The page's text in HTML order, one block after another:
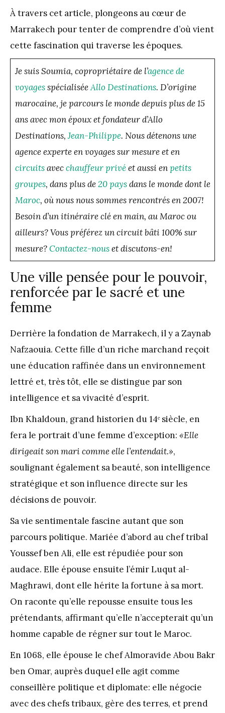
À travers cet article, plongeons au cœur de
Marrakech pour tenter de comprendre d’où vient
cette fascination qui traverse les époques.
Je suis Soumia, copropriétaire de l’agence de
voyagesspécialiséeAllo Destinations. D’origine
marocaine, je parcours le monde depuis plus de 15
ans avec mon époux et fondateur d’Allo
Destinations,Jean-Philippe. Nous détenons une
agence experte en voyages sur mesure et en
circuitsavecchauffeur privéet aussi enpetits
groupes, dans plus de20 paysdans le monde dont le
Maroc, où nous nous sommes rencontrés en 2007!
Besoin d’un itinéraire clé en main, au Maroc ou
ailleurs? Vous préférez un circuit bâti 100% sur
mesure?Contactez-nouset discutons-en!
Une ville pensée pour le pouvoir,
renforcée par le sacré et une
femme
Derrière la fondation de Marrakech, il y a Zaynab
Nafzaouia. Cette fille d’un riche marchand reçoit
une éducation raffinée dans un environnement
lettré et, très tôt, elle se distingue par son
intelligence et sa vivacité d’esprit.
Ibn Khaldoun, grand historien du 14ᵉ siècle, en
fera le portrait d’une femme d’exception: «Elle
dirigeait son mari comme elle l’entendait.»,
soulignant également sa beauté, son intelligence
stratégique et son influence directe sur les
décisions de pouvoir.
Sa vie sentimentale fascine autant que son
parcours politique. Mariée d’abord au chef tribal
Youssef ben Ali, elle est répudiée pour son
audace. Elle épouse ensuite l’émir Luqut al-
Maghrawi, dont elle hérite la fortune à sa mort.
On raconte qu’elle repousse ensuite tous les
prétendants, affirmant qu’elle n’accepterait qu’un
homme capable de régner sur tout le Maroc.
En 1068, elle épouse le chef Almoravide Abou Bakr
ben Omar, auprès duquel elle agit comme
conseillère politique et diplomate: elle négocie
avec des chefs tribaux, gère des terres, et prend